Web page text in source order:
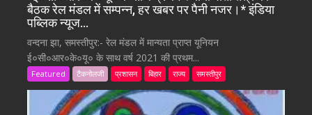
बैठक रेल मंडल में सम्पन्न, हर खबर पर पैनी नजर।* इंडिया
पब्लिक न्यूज…
वन्दना झा, समस्तीपुर:- रेल मंडल में मान्यता प्राप्त यूनियन
ई०सी०आर०के०यू० के साथ वर्ष 2021 की प्रथम...
Featured टैकनोलजी प्रशासन बिहार राज्य समस्तीपुर